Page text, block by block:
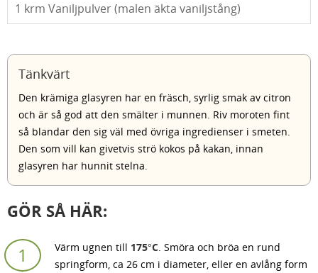
1 krm Vaniljpulver (malen äkta vaniljstång)
Tänkvärt
Den krämiga glasyren har en fräsch, syrlig smak av citron
och är så god att den smälter i munnen. Riv moroten fint
så blandar den sig väl med övriga ingredienser i smeten.
Den som vill kan givetvis strö kokos på kakan, innan
glasyren har hunnit stelna.
GÖR SÅ HÄR:
Värm ugnen till 175°C. Smöra och bröa en rund
springform, ca 26 cm i diameter, eller en avlång form